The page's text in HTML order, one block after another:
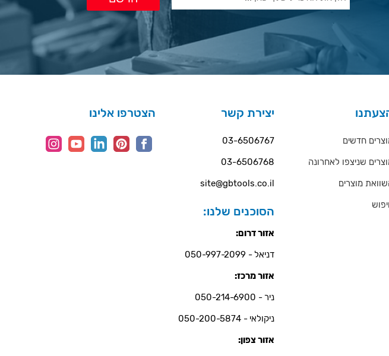
חדשים
שניצפו לאחרונה
מוצרים
יצירת קשר
03-6506767
03-6506768
site@gbtools.co.il
הסוכנים שלנו:
אזור דרום:
דניאל - 050-997-2099
אזור מרכז:
ניר - 050-214-6900
ניקולאי - 050-200-5874
אזור צפון:
הצטרפו אלינו